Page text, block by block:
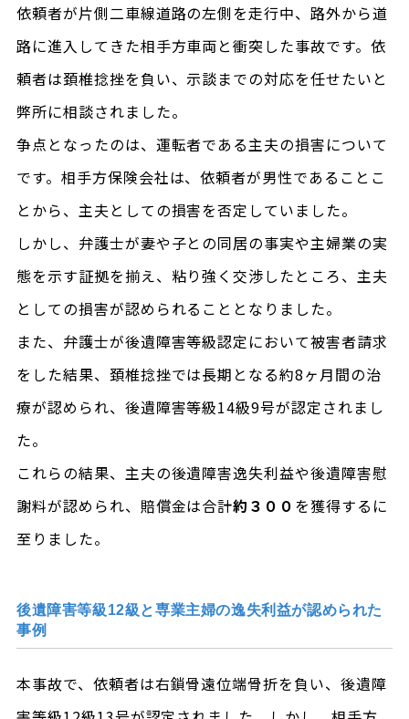
依頼者が片側二車線道路の左側を走行中、路外から道
路に進入してきた相手方車両と衝突した事故です。依
頼者は頚椎捻挫を負い、示談までの対応を任せたいと
弊所に相談されました。
争点となったのは、運転者である主夫の損害について
です。相手方保険会社は、依頼者が男性であることこ
とから、主夫としての損害を否定していました。
しかし、弁護士が妻や子との同居の事実や主婦業の実
態を示す証拠を揃え、粘り強く交渉したところ、主夫
としての損害が認められることとなりました。
また、弁護士が後遺障害等級認定において被害者請求
をした結果、頚椎捻挫では長期となる約8ヶ月間の治
療が認められ、後遺障害等級14級9号が認定されまし
た。
これらの結果、主夫の後遺障害逸失利益や後遺障害慰
謝料が認められ、賠償金は合計約３００ を獲得するに
至りました。
後遺障害等級12級と専業主婦の逸失利益が認められた
事例
本事故で、依頼者は右鎖骨遠位端骨折を負い、後遺障